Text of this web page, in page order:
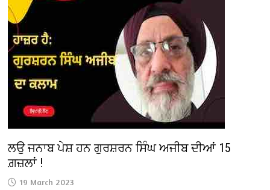
ਲਉ ਜਨਾਬ ਪੇਸ਼ ਹਨ ਗੁਰਸ਼ਰਨ ਸਿੰਘ ਅਜੀਬ ਦੀਆਂ 15
ਗ਼ਜ਼ਲਾਂ !
19 March 2023